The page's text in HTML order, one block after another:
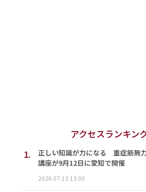
アクセスランキン
1.
正しい知識が力になる 重症筋無
講座が9月12日に愛知で開催
2026.07.13 13:00